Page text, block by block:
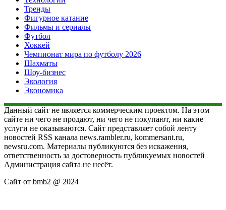
Тренды
Фигурное катание
Фильмы и сериалы
Футбол
Хоккей
Чемпионат мира по футболу 2026
Шахматы
Шоу-бизнес
Экология
Экономика
Данный сайт не является коммерческим проектом. На этом
сайте ни чего не продают, ни чего не покупают, ни какие
услуги не оказываются. Сайт представляет собой ленту
новостей RSS канала news.rambler.ru, kommersant.ru,
newsru.com. Материалы публикуются без искажения,
ответственность за достоверность публикуемых новостей
Администрация сайта не несёт.
Сайт от bmb2 @ 2024